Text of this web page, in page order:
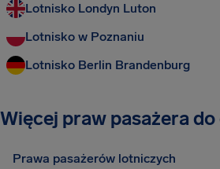
Lotnisko Londyn Luton
Lotnisko w Poznaniu
Lotnisko Berlin Brandenburg
Więcej praw pasażera
Prawa pasażerów lotniczych